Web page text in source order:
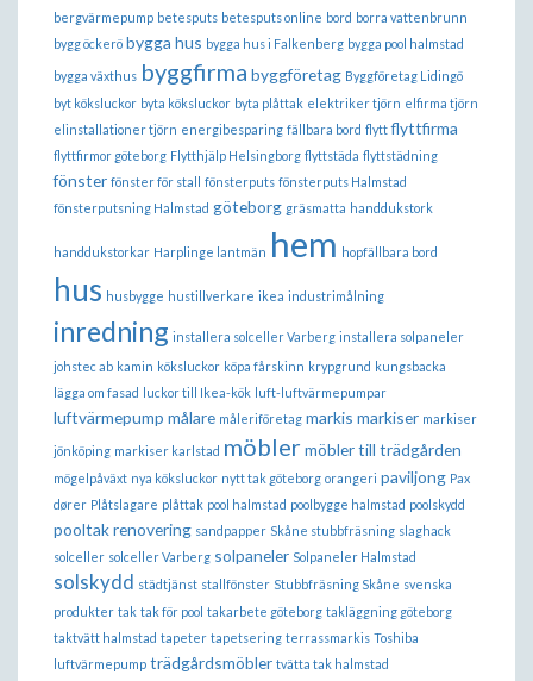
bergvärmepump betesputs betesputs online bord borra vattenbrunn
bygg öckerö bygga hus bygga hus i Falkenberg bygga pool halmstad
bygga växthus byggfirma byggföretag Byggföretag Lidingö
byt köksluckor byta köksluckor byta plåttak elektriker tjörn elfirma tjörn
elinstallationer tjörn energibesparing fällbara bord flytt flyttfirma
flyttfirmor göteborg Flytthjälp Helsingborg flyttstäda flyttstädning
fönster fönster för stall fönsterputs fönsterputs Halmstad
fönsterputsning Halmstad göteborg gräsmatta handdukstork
handdukstorkar Harplinge lantmän hem hopfällbara bord
hus husbygge hustillverkare ikea industrimålning
inredning installera solceller Varberg installera solpaneler
johstec ab kamin köksluckor köpa fårskinn krypgrund kungsbacka
lägga om fasad luckor till Ikea-kök luft-luftvärmepumpar
luftvärmepump målare måleriföretag markis markiser markiser
jönköping markiser karlstad möblermöbler till trädgården
mögelpåväxt nya köksluckor nytt tak göteborg orangeri paviljong Pax
dører Plåtslagare plåttak pool halmstad poolbygge halmstad poolskydd
pooltakrenovering sandpapper Skåne stubbfräsning slaghack
solceller solceller Varberg solpaneler Solpaneler Halmstad
solskydd städtjänst stallfönster Stubbfräsning Skåne svenska
produkter tak tak för pool takarbete göteborg takläggning göteborg
taktvätt halmstad tapeter tapetsering terrassmarkis Toshiba
luftvärmepump trädgårdsmöbler tvätta tak halmstad